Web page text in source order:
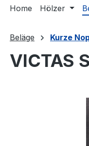
Home Hölzer
Beläge Kurze
VICTAS